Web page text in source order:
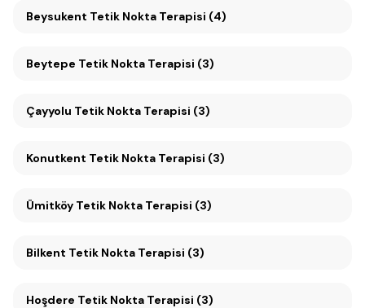
Beysukent Tetik Nokta Terapisi (4)
Beytepe Tetik Nokta Terapisi (3)
Çayyolu Tetik Nokta Terapisi (3)
Konutkent Tetik Nokta Terapisi (3)
Ümitköy Tetik Nokta Terapisi (3)
Bilkent Tetik Nokta Terapisi (3)
Hoşdere Tetik Nokta Terapisi (3)